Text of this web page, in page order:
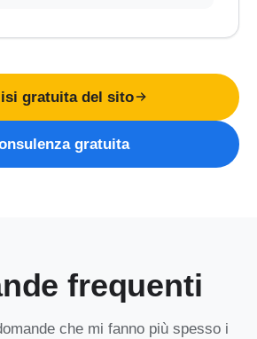
gratuita del sito
gratuita
frequenti
che mi fanno più spesso i